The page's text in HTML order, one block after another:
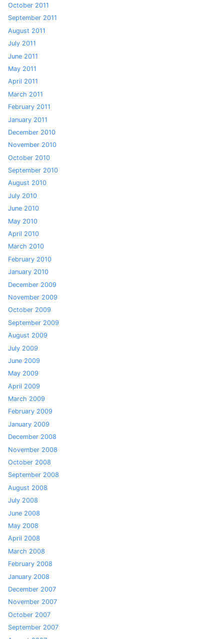
October 2011
September 2011
August 2011
July 2011
June 2011
May 2011
April 2011
March 2011
February 2011
January 2011
December 2010
November 2010
October 2010
September 2010
August 2010
July 2010
June 2010
May 2010
April 2010
March 2010
February 2010
January 2010
December 2009
November 2009
October 2009
September 2009
August 2009
July 2009
June 2009
May 2009
April 2009
March 2009
February 2009
January 2009
December 2008
November 2008
October 2008
September 2008
August 2008
July 2008
June 2008
May 2008
April 2008
March 2008
February 2008
January 2008
December 2007
November 2007
October 2007
September 2007